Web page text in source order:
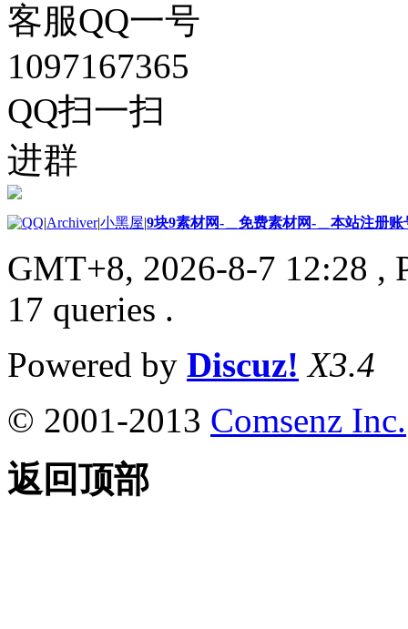
客服QQ一号
1097167365
QQ扫一扫
进群
|Archiver|小黑屋|9块9素材网-＿免费素材网-＿本站注册账
GMT+8, 2026-8-7 12:28 ,
17 queries .
Powered by Discuz! X3.4
© 2001-2013 Comsenz Inc.
返回顶部